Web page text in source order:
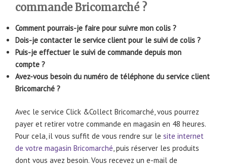
commande Bricomarché ?
Comment pourrais-je faire pour suivre mon colis ?
Dois-je contacter le service client pour le suivi de colis ?
Puis-je effectuer le suivi de commande depuis mon
compte ?
Avez-vous besoin du numéro de téléphone du service client
Bricomarché ?
Avec le service Click &Collect Bricomarché, vous pourrez
payer et retirer votre commande en magasin en 48 heures.
Pour cela, il vous suffit de vous rendre sur le site internet
de votre magasin Bricomarché, puis réserver les produits
dont vous avez besoin. Vous recevez un e-mail de